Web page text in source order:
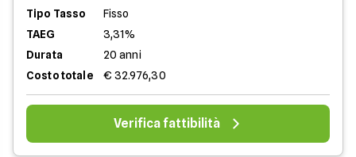
Tipo Tasso
Fisso
TAEG
3,31%
Durata
20 anni
Costo totale
€ 32.976,30
Verifica fattibilità